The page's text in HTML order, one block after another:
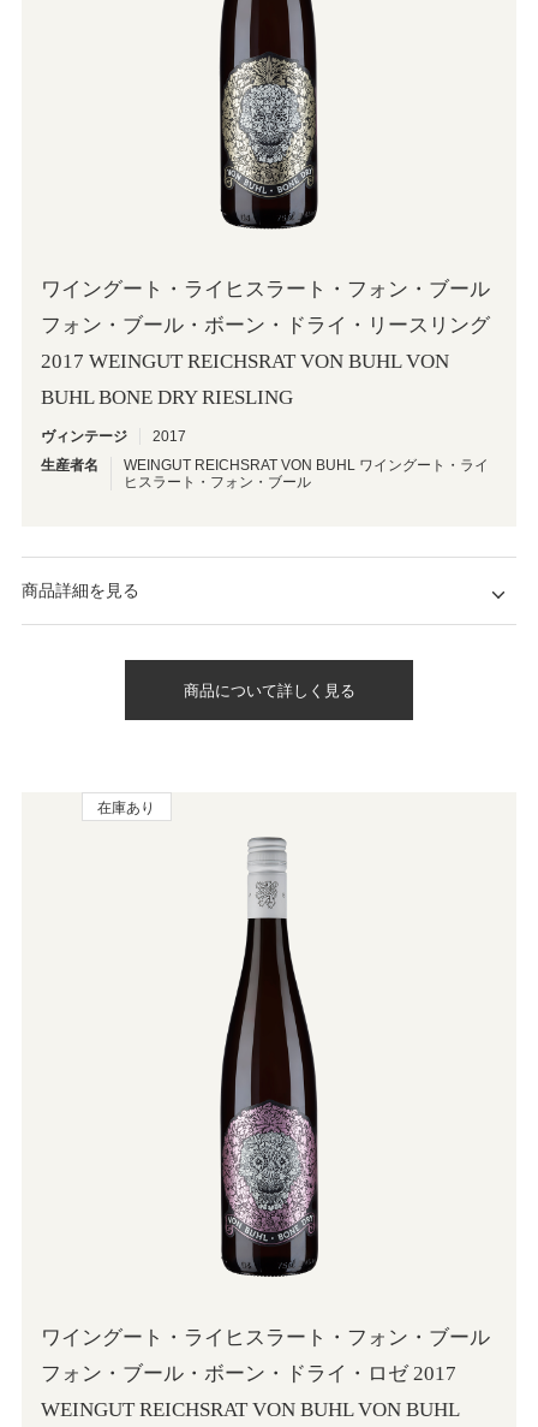
ワイングート・ライヒスラート・フォン・ブール
フォン・ブール・ボーン・ドライ・リースリング
2017 WEINGUT REICHSRAT VON BUHL VON
BUHL BONE DRY RIESLING
ヴィンテージ
2017
生産者名
WEINGUT REICHSRAT VON BUHL ワイングート・ライ
ヒスラート・フォン・ブール
商品詳細を見る
商品について詳しく見る
在庫あり
ワイングート・ライヒスラート・フォン・ブール
フォン・ブール・ボーン・ドライ・ロゼ 2017
WEINGUT REICHSRAT VON BUHL VON BUHL